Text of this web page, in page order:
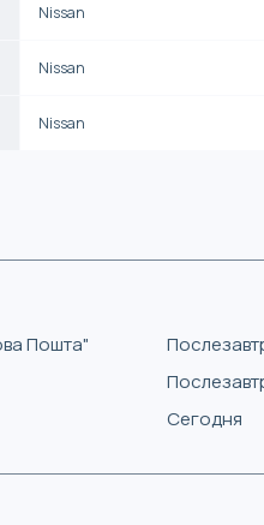
Nissan
Nissan
Nissan
Пошта"
Сегодня